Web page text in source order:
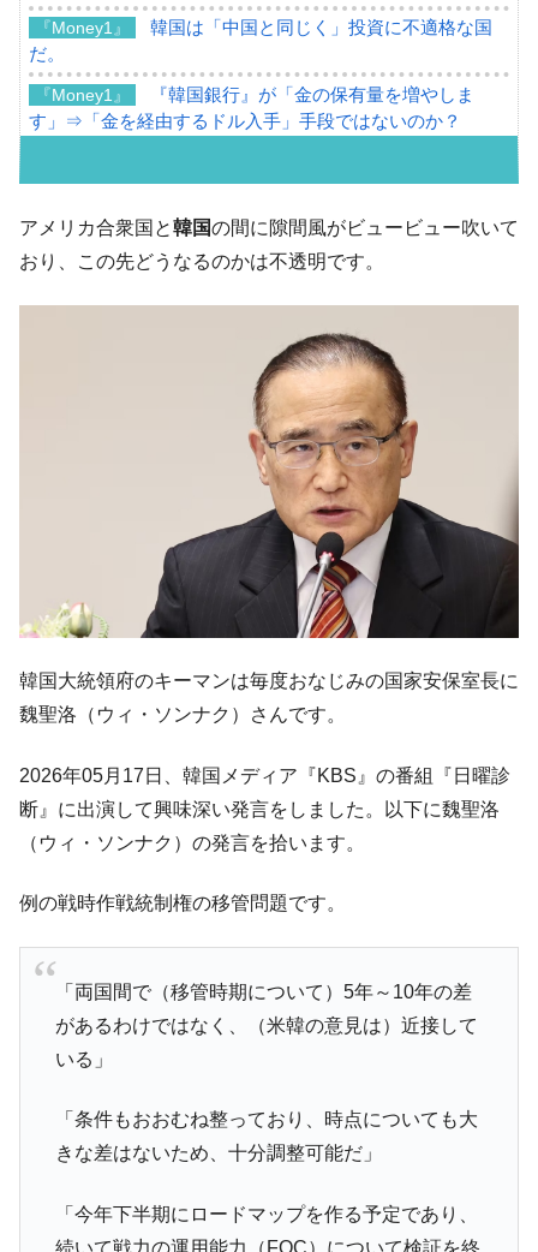
『Money1』
韓国は「中国と同じく」投資に不適格な国
だ。
『Money1』
『韓国銀行』が「金の保有量を増やしま
す」⇒「金を経由するドル入手」手段ではないのか？
ル」まで拡大 ⇒ 海外資金の動きに強く左右される状態
『Money1』
韓国･帰ってきた李在明。李在明を支持しな
い「50.5％」に上昇
韓国･警察職員が「丸刈りになって抗議活
中国だけが鉄鋼輸出を異常増加させる ⇒ 中
国の過剰生産が世界を蝕む。
韓国製造業「半導体絶好調」のウラで他業
種は全般的「不調」⇒ PSIが示す現況は決して良くない。
【米韓激突案件】韓国消費者院が『クーパ
ン』1人当たり賠償10万ウォンを認定 ⇒ 総額3兆7,000億
『Money1』
韓国型イージス搭載の次世代駆逐艦
「KDDX」1番艦、2032年竣工と公示
に韓国がいっちょがみしたのでは。
『Money1』
韓国政府『BYD』車への補助金を全廃 ⇒ 実
は韓国で『BYD』車は売れている。6カ月で対前年同期比
『Money1』
在韓米国大使スティールが着韓！⇒ さっそ
く空港に詰めかけ「出て行け！」「極右勢力」のプラカー
ドを掲げる「在韓反米勢力」
韓国政府「2035年までに18.4GW規模のAIデ
ータセンター整備」⇒ だから無理だってば。
『Money1』
韓国『国民年金公団』株価暴落で200兆蒸
発。
『Money1』
韓国政府「ニセＫ-ブランドを通報しようキ
ャンペーン」⇒ あの名物教授も登場！
アメリカ合衆国と韓国の間に隙間風がビュービュー吹いて
おり、この先どうなるのかは不透明です。
韓国大統領府のキーマンは毎度おなじみの国家安保室長に
魏聖洛（ウィ・ソンナク）さんです。
2026年05月17日、韓国メディア『KBS』の番組『日曜診
断』に出演して興味深い発言をしました。以下に魏聖洛
（ウィ・ソンナク）の発言を拾います。
例の戦時作戦統制権の移管問題です。
「両国間で（移管時期について）5年～10年の差
があるわけではなく、（米韓の意見は）近接して
いる」
「条件もおおむね整っており、時点についても大
きな差はないため、十分調整可能だ」
「今年下半期にロードマップを作る予定であり、
続いて戦力の運用能力（FOC）について検証を終